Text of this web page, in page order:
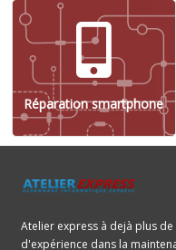
Réparation smartphone
Atelier express à dejà plus de
d'expérience dans la